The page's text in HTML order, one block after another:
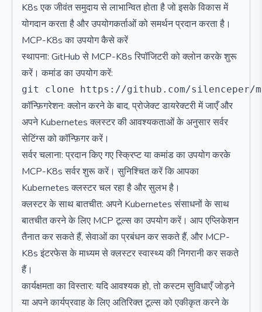
K8s एक जीवंत समुदाय से लाभान्वित होता है जो इसके विकास में
योगदान करता है और उपयोगकर्ताओं को समर्थन प्रदान करता है।
MCP-K8s का उपयोग कैसे करें
स्थापना: GitHub से MCP-K8s रिपॉजिटरी को क्लोन करके शुरू
करें। कमांड का उपयोग करें:
कॉन्फ़िगरेशन: क्लोन करने के बाद, प्रोजेक्ट डायरेक्टरी में जाएँ और
अपने Kubernetes क्लस्टर की आवश्यकताओं के अनुसार सर्वर
सेटिंग्स को कॉन्फ़िगर करें।
सर्वर चलाना: प्रदान किए गए स्क्रिप्ट या कमांड का उपयोग करके
MCP-K8s सर्वर शुरू करें। सुनिश्चित करें कि आपका
Kubernetes क्लस्टर चल रहा है और सुलभ है।
क्लस्टर के साथ बातचीत: अपने Kubernetes संसाधनों के साथ
बातचीत करने के लिए MCP टूल्स का उपयोग करें। आप एप्लिकेशन
तैनात कर सकते हैं, सेवाओं का प्रबंधन कर सकते हैं, और MCP-
K8s इंटरफेस के माध्यम से क्लस्टर स्वास्थ्य की निगरानी कर सकते
हैं।
कार्यक्षमता का विस्तार: यदि आवश्यक हो, तो कस्टम सुविधाएँ जोड़ने
या अपने कार्यप्रवाह के लिए अतिरिक्त टूल्स को एकीकृत करने के